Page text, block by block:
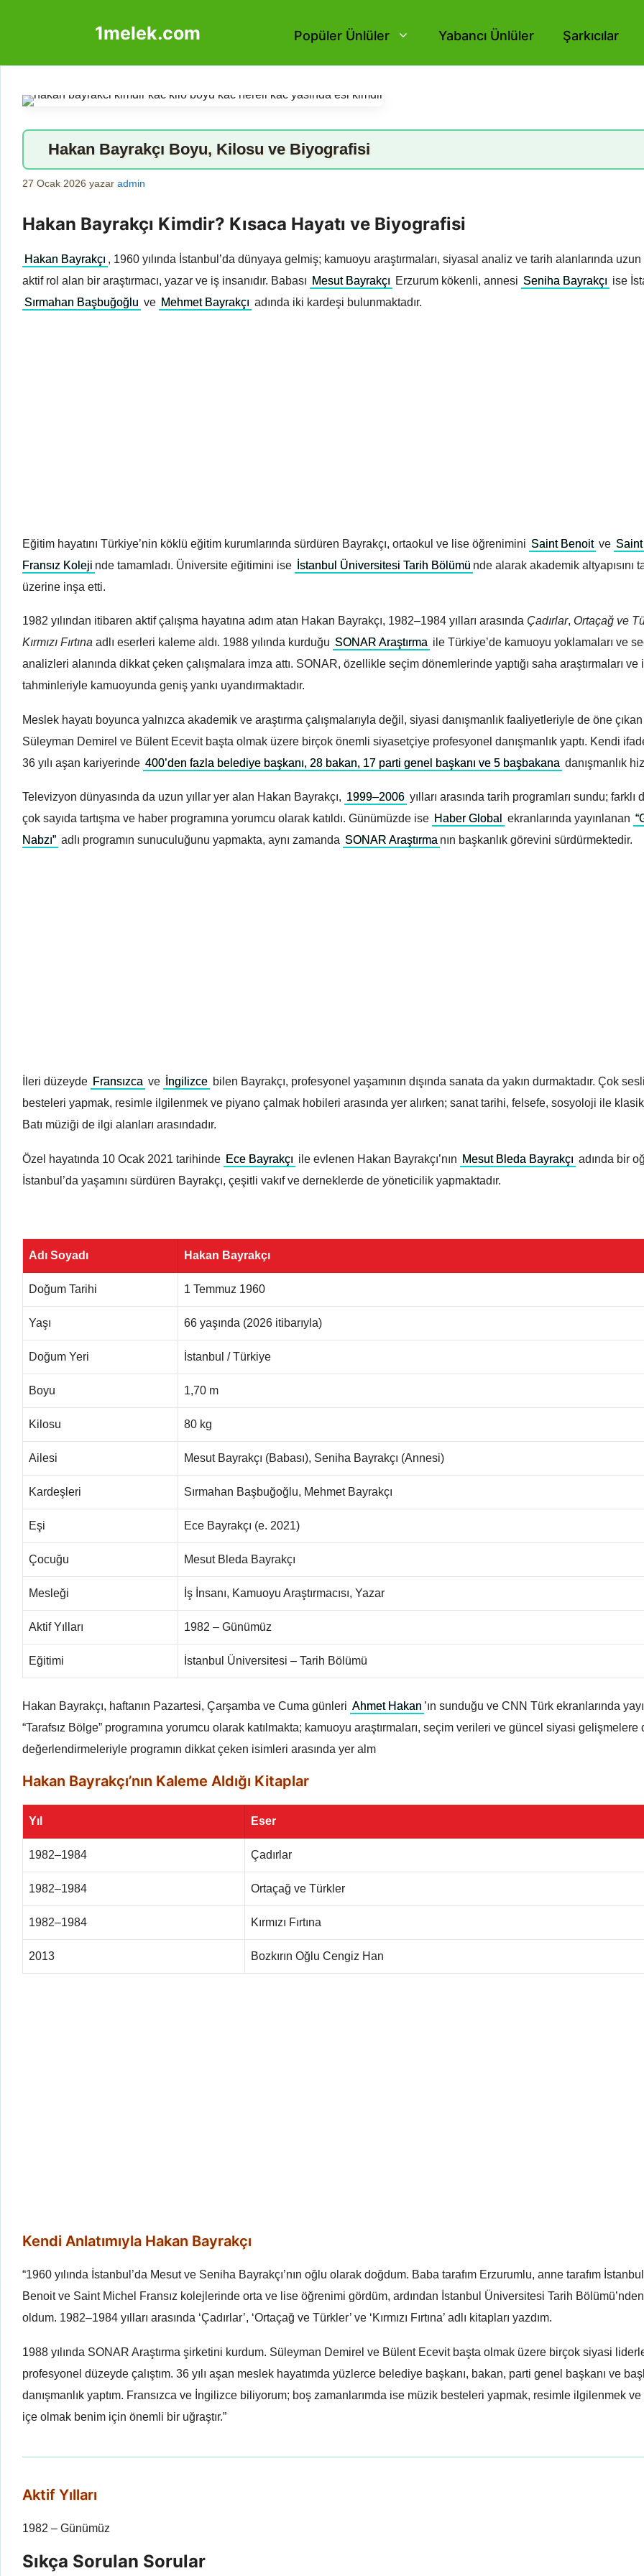
1melek.com Popüler Ünlüler Yabancı Ünlüler Şarkıcılar
Hakan Bayrakçı Boyu, Kilosu ve Biyografisi
27 Ocak 2026 yazar admin
Hakan Bayrakçı Kimdir? Kısaca Hayatı ve Biyografisi
Hakan Bayrakçı , 1960 yılında İstanbul’da dünyaya gelmiş; kamuoyu araştırmaları, siyasal analiz ve tarih alanlarında uzun
aktif rol alan bir araştırmacı, yazar ve iş insanıdır. Babası Mesut Bayrakçı Erzurum kökenli, annesi Seniha Bayrakçı ise
Sırmahan Başbuğoğlu ve Mehmet Bayrakçı adında iki kardeşi bulunmaktadır.
Eğitim hayatını Türkiye’nin köklü eğitim kurumlarında sürdüren Bayrakçı, ortaokul ve lise öğrenimini Saint Benoit ve Saint
Fransız Koleji nde tamamladı. Üniversite eğitimini ise İstanbul Üniversitesi Tarih Bölümü nde alarak akademik altyapısını
üzerine inşa etti.
1982 yılından itibaren aktif çalışma hayatına adım atan Hakan Bayrakçı, 1982–1984 yılları arasında Çadırlar, Ortaçağ ve
Kırmızı Fırtına adlı eserleri kaleme aldı. 1988 yılında kurduğu SONAR Araştırma ile Türkiye’de kamuoyu yoklamaları ve
analizleri alanında dikkat çeken çalışmalara imza attı. SONAR, özellikle seçim dönemlerinde yaptığı saha araştırmaları ve
tahminleriyle kamuoyunda geniş yankı uyandırmaktadır.
Meslek hayatı boyunca yalnızca akademik ve araştırma çalışmalarıyla değil, siyasi danışmanlık faaliyetleriyle de öne çıkan
Süleyman Demirel ve Bülent Ecevit başta olmak üzere birçok önemli siyasetçiye profesyonel danışmanlık yaptı. Kendi
36 yılı aşan kariyerinde 400’den fazla belediye başkanı, 28 bakan, 17 parti genel başkanı ve 5 başbakana danışmanlık
Televizyon dünyasında da uzun yıllar yer alan Hakan Bayrakçı, 1999–2006 yılları arasında tarih programları sundu; farklı
çok sayıda tartışma ve haber programına yorumcu olarak katıldı. Günümüzde ise Haber Global ekranlarında yayınlanan
Nabzı” adlı programın sunuculuğunu yapmakta, aynı zamanda SONAR Araştırma nın başkanlık görevini sürdürmektedir.
İleri düzeyde Fransızca ve İngilizce bilen Bayrakçı, profesyonel yaşamının dışında sanata da yakın durmaktadır. Çok
besteleri yapmak, resimle ilgilenmek ve piyano çalmak hobileri arasında yer alırken; sanat tarihi, felsefe, sosyoloji ile
Batı müziği de ilgi alanları arasındadır.
Özel hayatında 10 Ocak 2021 tarihinde Ece Bayrakçı ile evlenen Hakan Bayrakçı’nın Mesut Bleda Bayrakçı adında bir
İstanbul’da yaşamını sürdüren Bayrakçı, çeşitli vakıf ve derneklerde de yöneticilik yapmaktadır.
Adı Soyadı Hakan Bayrakçı
Doğum Tarihi 1 Temmuz 1960
Yaşı 66 yaşında (2026 itibarıyla)
Doğum Yeri İstanbul / Türkiye
Boyu 1,70 m
Kilosu 80 kg
Ailesi Mesut Bayrakçı (Babası), Seniha Bayrakçı (Annesi)
Kardeşleri Sırmahan Başbuğoğlu, Mehmet Bayrakçı
Eşi Ece Bayrakçı (e. 2021)
Çocuğu Mesut Bleda Bayrakçı
Mesleği İş İnsanı, Kamuoyu Araştırmacısı, Yazar
Aktif Yılları 1982 – Günümüz
Eğitimi İstanbul Üniversitesi – Tarih Bölümü
Hakan Bayrakçı, haftanın Pazartesi, Çarşamba ve Cuma günleri Ahmet Hakan ’ın sunduğu ve CNN Türk ekranlarında
“Tarafsız Bölge” programına yorumcu olarak katılmakta; kamuoyu araştırmaları, seçim verileri ve güncel siyasi gelişmelere
değerlendirmeleriyle programın dikkat çeken isimleri arasında yer alm
Hakan Bayrakçı’nın Kaleme Aldığı Kitaplar
Yıl Eser
1982–1984 Çadırlar
1982–1984 Ortaçağ ve Türkler
1982–1984 Kırmızı Fırtına
2013 Bozkırın Oğlu Cengiz Han
Kendi Anlatımıyla Hakan Bayrakçı
“1960 yılında İstanbul’da Mesut ve Seniha Bayrakçı’nın oğlu olarak doğdum. Baba tarafım Erzurumlu, anne tarafım
Benoit ve Saint Michel Fransız kolejlerinde orta ve lise öğrenimi gördüm, ardından İstanbul Üniversitesi Tarih
oldum. 1982–1984 yılları arasında ‘Çadırlar’, ‘Ortaçağ ve Türkler’ ve ‘Kırmızı Fırtına’ adlı kitapları yazdım.
1988 yılında SONAR Araştırma şirketini kurdum. Süleyman Demirel ve Bülent Ecevit başta olmak üzere birçok siyasi
profesyonel düzeyde çalıştım. 36 yılı aşan meslek hayatımda yüzlerce belediye başkanı, bakan, parti genel başkanı ve
danışmanlık yaptım. Fransızca ve İngilizce biliyorum; boş zamanlarımda ise müzik besteleri yapmak, resimle ilgilenmek
içe olmak benim için önemli bir uğraştır.”
Aktif Yılları
1982 – Günümüz
Sıkça Sorulan Sorular